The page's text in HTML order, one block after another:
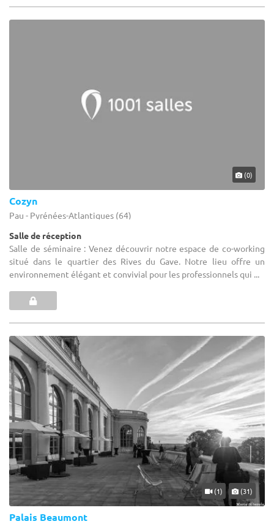
(0)
Cozyn
Pau - Pyrénées-Atlantiques (64)
Salle de réception
Salle de séminaire : Venez découvrir notre espace de co-working
situé dans le quartier des Rives du Gave. Notre lieu offre un
environnement élégant et convivial pour les professionnels qui ...
(1) (31)
Palais Beaumont